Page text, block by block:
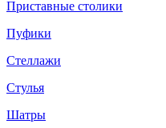
Приставные столики
Пуфики
Стеллажи
Стулья
Шатры